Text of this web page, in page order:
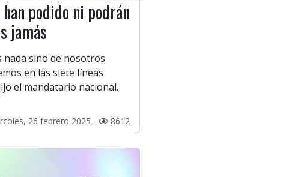
podido ni podrán
jamás
nada sino de nosotros
en las siete líneas
el mandatario nacional.
26 febrero 2025 - 8612